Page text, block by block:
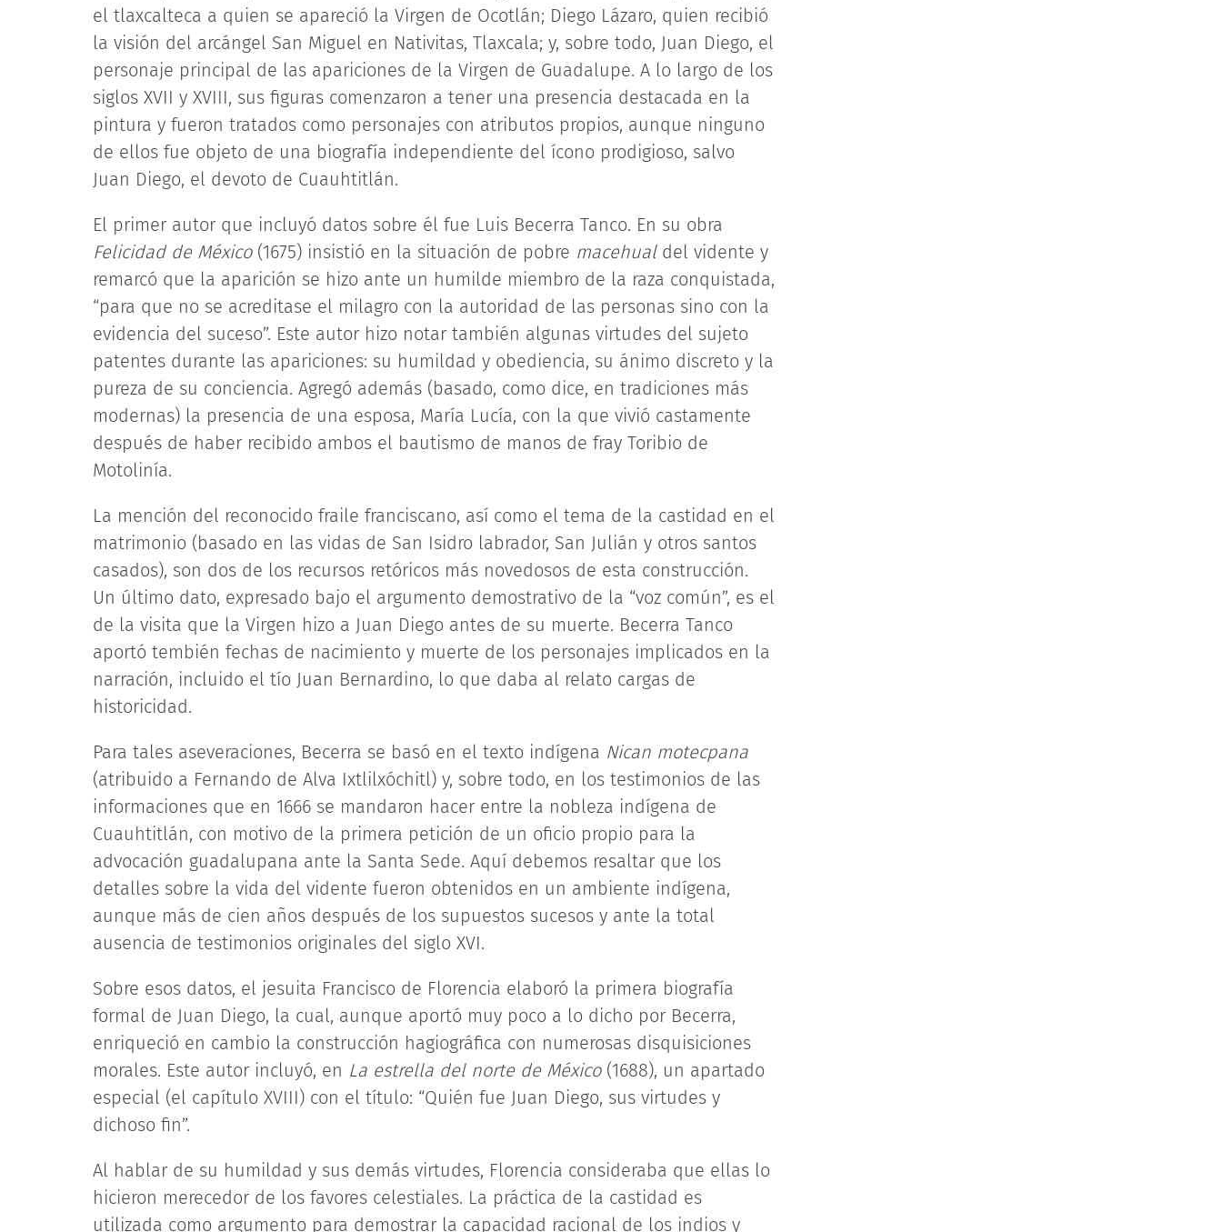
el tlaxcalteca a quien se apareció la Virgen de Ocotlán; Diego Lázaro, quien recibió
la visión del arcángel San Miguel en Nativitas, Tlaxcala; y, sobre todo, Juan Diego, el
personaje principal de las apariciones de la Virgen de Guadalupe. A lo largo de los
siglos XVII y XVIII, sus figuras comenzaron a tener una presencia destacada en la
pintura y fueron tratados como personajes con atributos propios, aunque ninguno
de ellos fue objeto de una biografía independiente del ícono prodigioso, salvo
Juan Diego, el devoto de Cuauhtitlán.
El primer autor que incluyó datos sobre él fue Luis Becerra Tanco. En su obra
Felicidad de México(1675) insistió en la situación de pobre macehual del vidente y
remarcó que la aparición se hizo ante un humilde miembro de la raza conquistada,
“para que no se acreditase el milagro con la autoridad de las personas sino con la
evidencia del suceso”. Este autor hizo notar también algunas virtudes del sujeto
patentes durante las apariciones: su humildad y obediencia, su ánimo discreto y la
pureza de su conciencia. Agregó además (basado, como dice, en tradiciones más
modernas) la presencia de una esposa, María Lucía, con la que vivió castamente
después de haber recibido ambos el bautismo de manos de fray Toribio de
Motolinía.
La mención del reconocido fraile franciscano, así como el tema de la castidad en el
matrimonio (basado en las vidas de San Isidro labrador, San Julián y otros santos
casados), son dos de los recursos retóricos más novedosos de esta construcción.
Un último dato, expresado bajo el argumento demostrativo de la “voz común”, es el
de la visita que la Virgen hizo a Juan Diego antes de su muerte. Becerra Tanco
aportó tembién fechas de nacimiento y muerte de los personajes implicados en la
narración, incluido el tío Juan Bernardino, lo que daba al relato cargas de
historicidad.
Para tales aseveraciones, Becerra se basó en el texto indígena Nican motecpana
(atribuido a Fernando de Alva Ixtlilxóchitl) y, sobre todo, en los testimonios de las
informaciones que en 1666 se mandaron hacer entre la nobleza indígena de
Cuauhtitlán, con motivo de la primera petición de un oficio propio para la
advocación guadalupana ante la Santa Sede. Aquí debemos resaltar que los
detalles sobre la vida del vidente fueron obtenidos en un ambiente indígena,
aunque más de cien años después de los supuestos sucesos y ante la total
ausencia de testimonios originales del siglo XVI.
Sobre esos datos, el jesuita Francisco de Florencia elaboró la primera biografía
formal de Juan Diego, la cual, aunque aportó muy poco a lo dicho por Becerra,
enriqueció en cambio la construcción hagiográfica con numerosas disquisiciones
morales. Este autor incluyó, en La estrella del norte de México(1688), un apartado
especial (el capítulo XVIII) con el título: “Quién fue Juan Diego, sus virtudes y
dichoso fin”.
Al hablar de su humildad y sus demás virtudes, Florencia consideraba que ellas lo
hicieron merecedor de los favores celestiales. La práctica de la castidad es
utilizada como argumento para demostrar la capacidad racional de los indios y